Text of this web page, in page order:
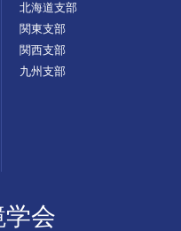
北海道支部
関東支部
関西支部
九州支部
学会